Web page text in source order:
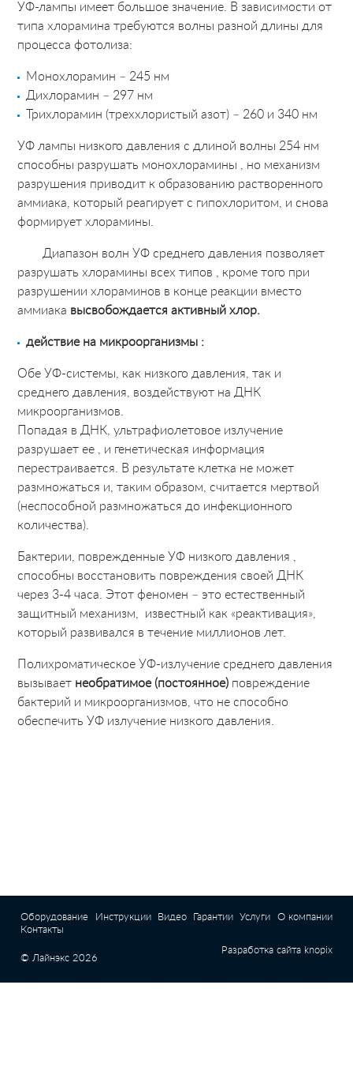
УФ-лампы имеет большое значение. В зависимости от
типа хлорамина требуются волны разной длины для
процесса фотолиза:
Монохлорамин – 245 нм
Дихлорамин – 297 нм
Трихлорамин (треххлористый азот) – 260 и 340 нм
УФ лампы низкого давления c длиной волны 254 нм
способны разрушать монохлорамины , но механизм
разрушения приводит к образованию растворенного
аммиака, который реагирует c гипохлоритом, и снова
формирует хлорамины.
Диапазон волн УФ среднего давления позволяет
разрушать хлорамины всех типов , кроме того при
разрушении хлораминов в конце реакции вместо
аммиака высвобождается активный хлор.
действие на микроорганизмы :
Обе УФ-системы, как низкого давления, так и
среднего давления, воздействуют на ДНК
микроорганизмов.
Попадая в ДНК, ультрафиолетовое излучение
разрушает ее , и генетическая информация
перестраивается. В результате клетка не может
размножаться и, таким образом, считается мертвой
(неспособной размножаться до инфекционного
количества).
Бактерии, поврежденные УФ низкого давления ,
способны восстановить повреждения своей ДНК
через 3-4 часа. Этот феномен – это естественный
защитный механизм, известный как «реактивация»,
который развивался в течение миллионов лет.
Полихроматическое УФ-излучение среднего давления
вызывает необратимое (постоянное) повреждение
бактерий и микроорганизмов, что не способно
обеспечить УФ излучение низкого давления.
Оборудование Инструкции Видео Гарантии Услуги
О компании
Контакты
Разработка сайта knopix
© Лайнэкс 2026